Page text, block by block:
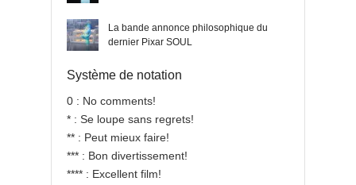
La bande annonce philosophique du
dernier Pixar SOUL
Système de notation
0 : No comments!
* : Se loupe sans regrets!
** : Peut mieux faire!
*** : Bon divertissement!
**** : Excellent film!